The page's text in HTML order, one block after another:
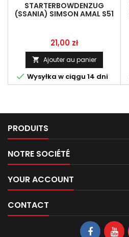
STARTERBOWDENZUG
(SSANIA) SIMSON AMAL S51
Prix
21,00 zł
 Ajouter au panier
 Wysyłka w ciągu 14 dni
PRODUITS
NOTRE SOCIÉTÉ
YOUR ACCOUNT
CONTACT